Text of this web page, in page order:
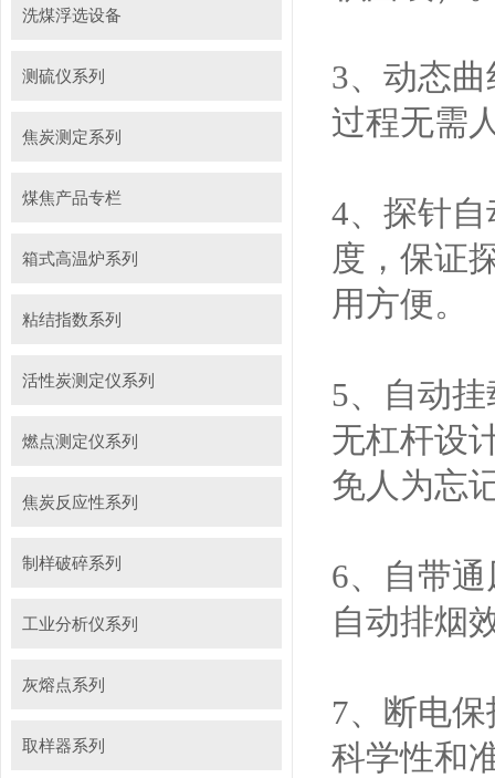
洗煤浮选设备
测硫仪系列
焦炭测定系列
煤焦产品专栏
箱式高温炉系列
粘结指数系列
活性炭测定仪系列
燃点测定仪系列
焦炭反应性系列
制样破碎系列
工业分析仪系列
灰熔点系列
取样器系列
3、动态
过程无需
4、探针
度，保证
用方便。
5、自动
无杠杆设
免人为忘
6、自带
自动排烟
7、断电
科学性和